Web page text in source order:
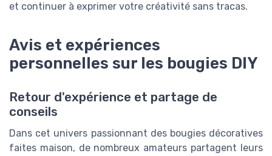
et continuer à exprimer votre créativité sans tracas.
Avis et expériences
personnelles sur les bougies DIY
Retour d'expérience et partage de
conseils
Dans cet univers passionnant des bougies décoratives
faites maison, de nombreux amateurs partagent leurs